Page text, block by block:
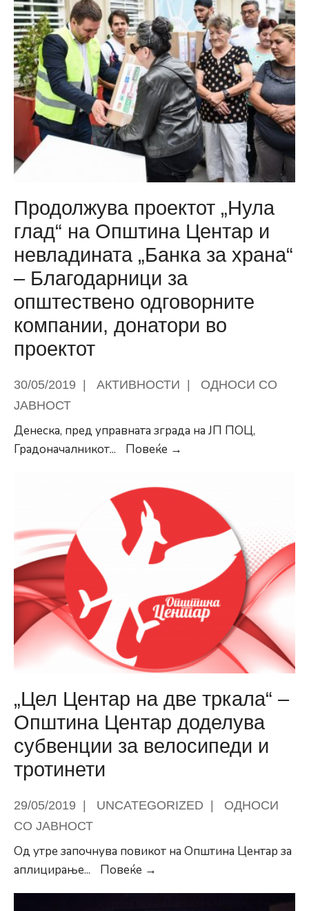
Продолжува проектот „Нула
глад“ на Општина Центар и
невладината „Банка за храна“
– Благодарници за
општествено одговорните
компании, донатори во
проектот
30/05/2019 | АКТИВНОСТИ |
ОДНОСИ СО
ЈАВНОСТ
Денеска, пред управната зграда на ЈП ПОЦ,
Градоначалникот... Повеќе →
глад“
Општина
невладината
„Банка
храна“
–
за
општествено
одговорните
во
„Цел Центар на две тркала“ –
Општина Центар доделува
субвенции за велосипеди и
тротинети
29/05/2019 | UNCATEGORIZED |
ОДНОСИ
СО ЈАВНОСТ
Од утре започнува повикот на Општина Центар за
аплицирање... Повеќе →